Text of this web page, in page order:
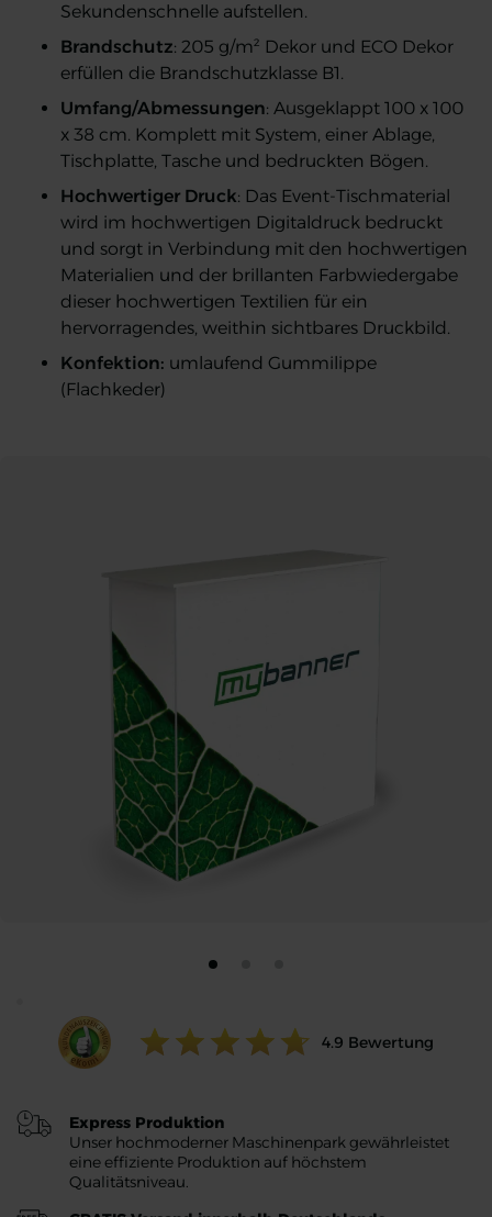
Ratings value:
4.9 Bewertung
Express Produktion
Unser hochmoderner Maschinenpark gewährleistet
eine effiziente Produktion auf höchstem
Qualitätsniveau.
Sekundenschnelle aufstellen.
Brandschutz: 205 g/m² Dekor und ECO Dekor
erfüllen die Brandschutzklasse B1.
Umfang/Abmessungen: Ausgeklappt 100 x 100
x 38 cm. Komplett mit System, einer Ablage,
Tischplatte, Tasche und bedruckten Bögen.
Hochwertiger Druck: Das Event-Tischmaterial
wird im hochwertigen Digitaldruck bedruckt
und sorgt in Verbindung mit den hochwertigen
Materialien und der brillanten Farbwiedergabe
dieser hochwertigen Textilien für ein
hervorragendes, weithin sichtbares Druckbild.
Konfektion: umlaufend Gummilippe
(Flachkeder)